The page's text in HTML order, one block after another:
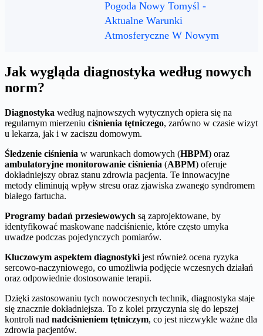
Pogoda Nowy Tomyśl -
Aktualne Warunki
Atmosferyczne W Nowym
Jak wygląda diagnostyka według nowych
norm?
Diagnostyka według najnowszych wytycznych opiera się na
regularnym mierzeniu ciśnienia tętniczego, zarówno w czasie wizyt
u lekarza, jak i w zaciszu domowym.
Śledzenie ciśnienia w warunkach domowych (HBPM) oraz
ambulatoryjne monitorowanie ciśnienia (ABPM) oferuje
dokładniejszy obraz stanu zdrowia pacjenta. Te innowacyjne
metody eliminują wpływ stresu oraz zjawiska zwanego syndromem
białego fartucha.
Programy badań przesiewowych są zaprojektowane, by
identyfikować maskowane nadciśnienie, które często umyka
uwadze podczas pojedynczych pomiarów.
Kluczowym aspektem diagnostyki jest również ocena ryzyka
sercowo-naczyniowego, co umożliwia podjęcie wczesnych działań
oraz odpowiednie dostosowanie terapii.
Dzięki zastosowaniu tych nowoczesnych technik, diagnostyka staje
się znacznie dokładniejsza. To z kolei przyczynia się do lepszej
kontroli nad nadciśnieniem tętniczym, co jest niezwykle ważne dla
zdrowia pacjentów.